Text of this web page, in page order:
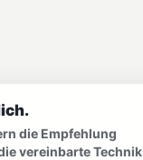
die Empfehlung
vereinbarte Technik